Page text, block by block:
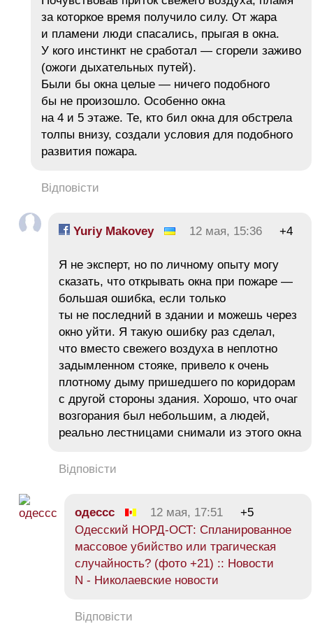
за которкое время получило силу. От жара
и пламени люди спасались, прыгая в окна.
У кого инстинкт не сработал — сгорели заживо
(ожоги дыхательных путей).
Были бы окна целые — ничего подобного
бы не произошло. Особенно окна
на 4 и 5 этаже. Те, кто бил окна для обстрела
толпы внизу, создали условия для подобного
развития пожара.
Відповісти
Yuriy Makovey 12 мая, 15:36 +4
Я не эксперт, но по личному опыту могу
сказать, что открывать окна при пожаре —
большая ошибка, если только
ты не последний в здании и можешь через
окно уйти. Я такую ошибку раз сделал,
что вместо свежего воздуха в неплотно
задымленном стояке, привело к очень
плотному дыму пришедшего по коридорам
с другой стороны здания. Хорошо, что очаг
возгорания был небольшим, а людей,
реально лестницами снимали из этого окна
Відповісти
одессс 12 мая, 17:51
+5
Одесский НОРД-ОСТ: Спланированное
массовое убийство или трагическая
случайность? (фото +21) :: Новости
N - Николаевские новости
Відповісти